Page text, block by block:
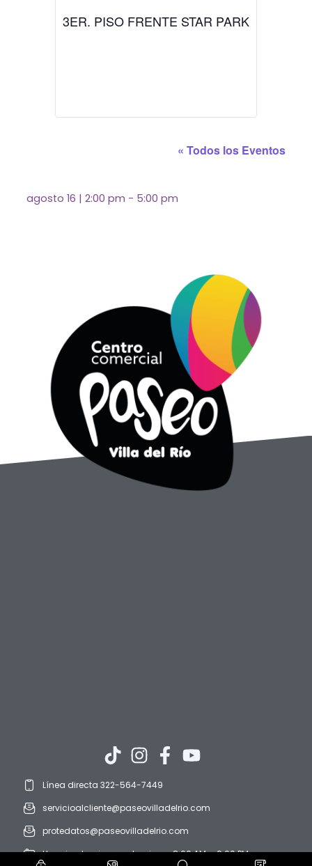
3ER. PISO FRENTE STAR PARK
« Todos los Eventos
agosto 16 | 2:00 pm - 5:00 pm
Línea directa 322-564-7449
servicioalcliente@paseovilladelrio.com
protedatos@paseovilladelrio.com
Horario: domingo a domingo. 8:00 AM a 9:00 PM